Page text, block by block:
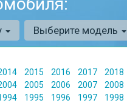
2015 2016 2017 2018
2005 2006 2007 2008
1995 1996 1997 1998
Выберите модель